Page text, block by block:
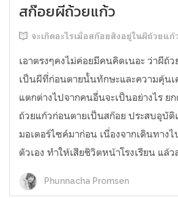
สก๊อยผีถ้วยแก้ว
จะเกิดอะไรเมื่อสก๊อยสิงอยู่ในผีถ้วยแก้
เอาตรงๆคงไม่ค่อยมีคนคิดเนอะ ว่าผีถ้ว
เป็นผีที่ก่อนตายนั้นทักษะและความคุ้นเ
แตกต่างไปจากคนอื่นจะเป็นอย่างไร ย
ถ้วยแก้วก่อนตายเป็นสก๊อย ประสบอุบัติ
มอเตอร์ไซค์มาก่อน เนื่องจากเดินทา
ตัวเอง ทำให้เสียชิวิตหน้าโรงเรียน แล้ว
Phunnacha Promsen